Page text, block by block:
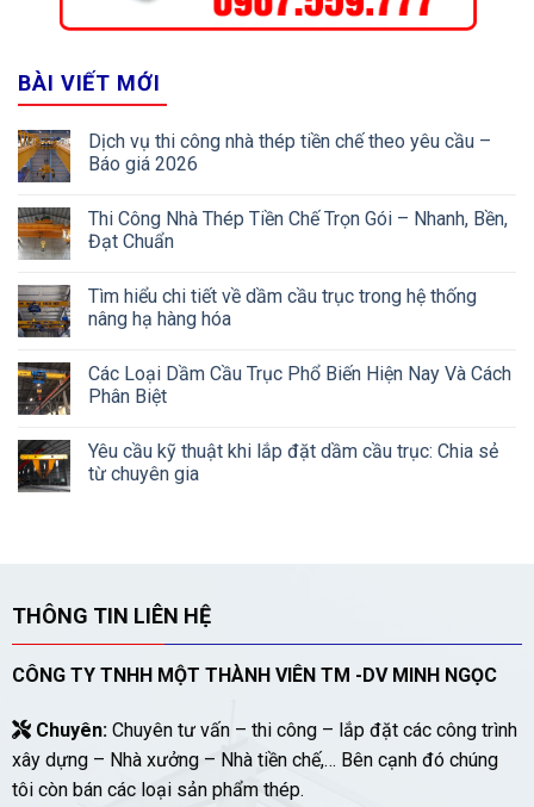
BÀI VIẾT MỚI
Dịch vụ thi công nhà thép tiền chế theo yêu cầu –
Báo giá 2026
Thi Công Nhà Thép Tiền Chế Trọn Gói – Nhanh, Bền,
Đạt Chuẩn
Tìm hiểu chi tiết về dầm cầu trục trong hệ thống
nâng hạ hàng hóa
Các Loại Dầm Cầu Trục Phổ Biến Hiện Nay Và Cách
Phân Biệt
Yêu cầu kỹ thuật khi lắp đặt dầm cầu trục: Chia sẻ
từ chuyên gia
THÔNG TIN LIÊN HỆ
CÔNG TY TNHH MỘT THÀNH VIÊN TM -DV MINH NGỌC
Chuyên:Chuyên tư vấn – thi công – lắp đặt các công trình
xây dựng – Nhà xưởng – Nhà tiền chế,… Bên cạnh đó chúng
tôi còn bán các loại sản phẩm thép.